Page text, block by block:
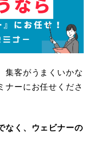
集客がうまくいかな
ーにお任せくださ
なく、ウェビナーの